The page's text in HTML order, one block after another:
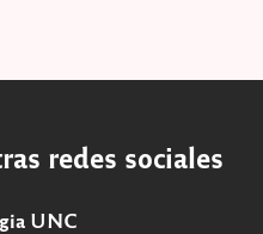
redes sociales
UNC